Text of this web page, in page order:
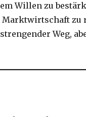
Willen zu
Marktwirtschaft
Weg,